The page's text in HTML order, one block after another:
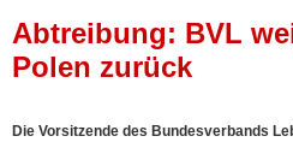
Abtreibung: BVL
Polen zurück
Die Vorsitzende des Bundesverbands